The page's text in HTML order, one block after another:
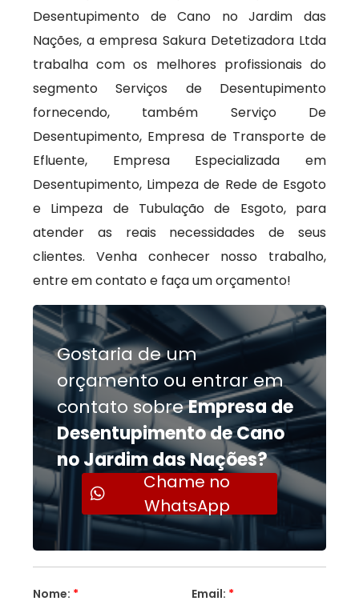
Desentupimento de Cano no Jardim das
Nações, a empresa Sakura Detetizadora Ltda
trabalha com os melhores profissionais do
segmento Serviços de Desentupimento
fornecendo, também Serviço De
Desentupimento, Empresa de Transporte de
Efluente, Empresa Especializada em
Desentupimento, Limpeza de Rede de Esgoto
e Limpeza de Tubulação de Esgoto, para
atender as reais necessidades de seus
clientes. Venha conhecer nosso trabalho,
entre em contato e faça um orçamento!
Gostaria de um
orçamento ou entrar em
contato sobreEmpresa de
Desentupimento de Cano
no Jardim das Nações?
Chame no
WhatsApp
Nome: * Email: *